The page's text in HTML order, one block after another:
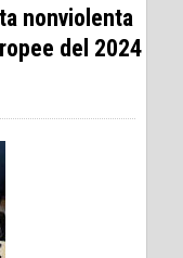
nonviolenta
del 2024